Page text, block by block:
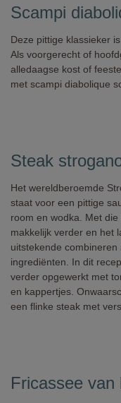
Scampi
Deze pittige klassieker
Als voorgerecht of
alledaagse kost of
met scampi diabolique
Steak
Het wereldberoemde
staat voor een pittige
room en wodka. Met die
makkelijk verder en het
uitstekende combineren
ingrediënten. In dit
verder opgewerkt met
en kappertjes.
een flinke steak met
Fricassee van